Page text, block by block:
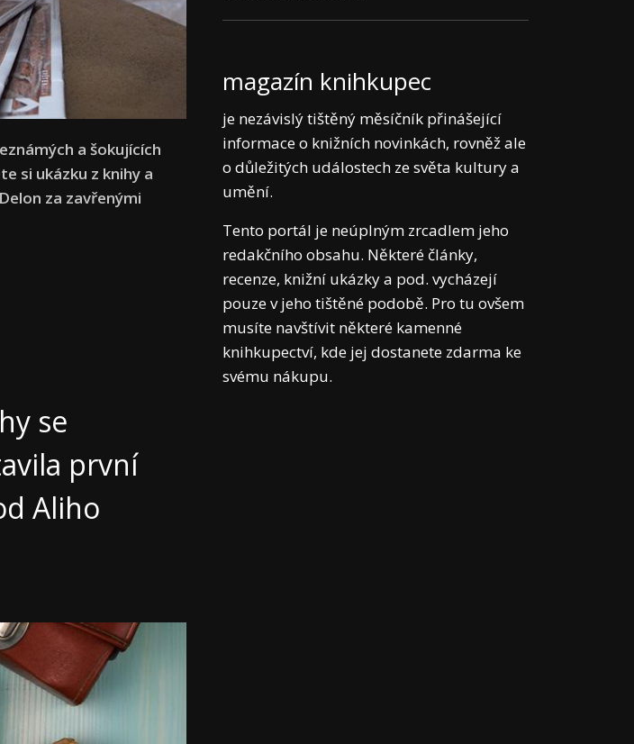
a šokujících
si ukázku z knihy a
za zavřenými
se
první
Aliho
magazín knihkupec
je nezávislý tištěný měsíčník přinášející
informace o knižních novinkách, rovněž ale
o důležitých událostech ze světa kultury a
umění.
Tento portál je neúplným zrcadlem jeho
redakčního obsahu. Některé články,
recenze, knižní ukázky a pod. vycházejí
pouze v jeho tištěné podobě. Pro tu ovšem
musíte navštívit některé kamenné
knihkupectví, kde jej dostanete zdarma ke
svému nákupu.